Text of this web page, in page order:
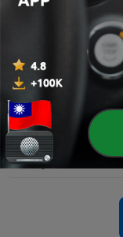
5 - Miyako's
4 - Miyako's
ワー
12 Aug 2019
3 - Miyako's
ワー潜在意識
12 Aug 2019